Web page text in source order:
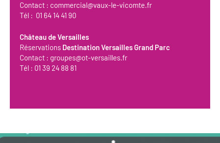
Contact : commercial@vaux-le-vicomte.fr
Tél : 01 64 14 41 90
Château de Versailles
Réservations Destination Versailles Grand Parc
Contact : groupes@ot-versailles.fr
Tél : 01 39 24 88 81